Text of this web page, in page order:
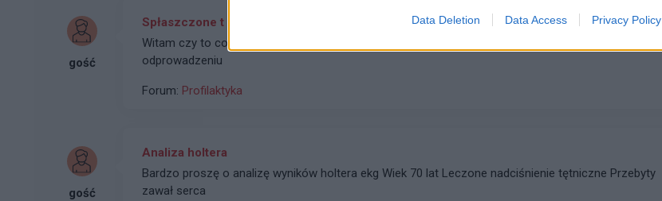
Data Deletion Data Access Privacy Policy
gość
Spłaszczone t
Witam czy to coś złego w tym EKG? Spłaszczone t oraz jest załamek q w II , III i aVF
odprowadzeniu
Forum: Profilaktyka
gość
Analiza holtera
Bardzo proszę o analizę wyników holtera ekg Wiek 70 lat Leczone nadciśnienie tętniczne Przebyty
zawał serca